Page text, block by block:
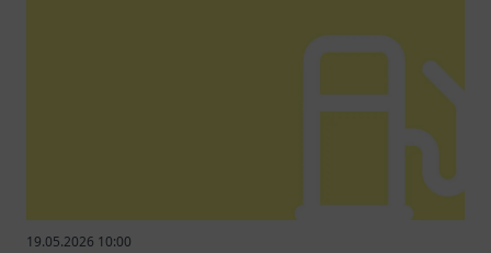
19.05.2026 10:00